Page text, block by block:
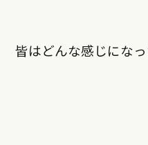
皆はどんな感じにな